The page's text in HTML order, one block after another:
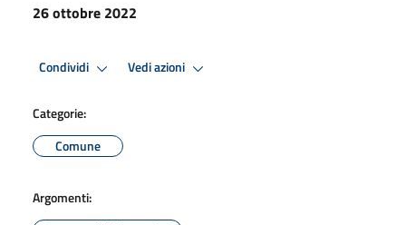
26 ottobre 2022
Condividi Vedi azioni
Categorie:
Comune
Argomenti: